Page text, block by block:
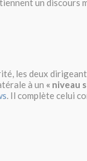
un discours
les deux
à un « niveau
. Il complète celui